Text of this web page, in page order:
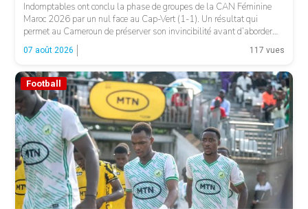
Indomptables ont conclu la phase de groupes de la CAN Féminine
Maroc 2026 par un nul face au Cap-Vert (1-1). Un résultat qui
permet au Cameroun de préserver son invincibilité avant d’aborder
les choses sérieuses. Les Camerounaises ont rapidement pris le
contrôle des opérations […]
07 août 2026 117 vues
Football